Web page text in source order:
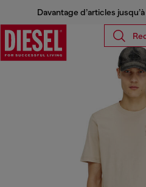
Davantage d’articles